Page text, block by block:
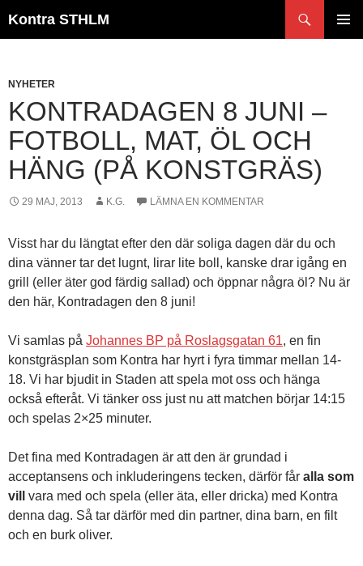
till
Kontra STHLM
NYHETER
KONTRADAGEN 8 JUNI –
FOTBOLL, MAT, ÖL OCH
HÄNG (PÅ KONSTGRÄS)
29 MAJ, 2013 K.G. LÄMNA EN KOMMENTAR
Visst har du längtat efter den där soliga dagen där du och
dina vänner tar det lugnt, lirar lite boll, kanske drar igång en
grill (eller äter god färdig sallad) och öppnar några öl? Nu är
den här, Kontradagen den 8 juni!
Vi samlas på Johannes BP på Roslagsgatan 61, en fin
konstgräsplan som Kontra har hyrt i fyra timmar mellan 14-
18. Vi har bjudit in Staden att spela mot oss och hänga
också efteråt. Vi tänker oss just nu att matchen börjar 14:15
och spelas 2×25 minuter.
Det fina med Kontradagen är att den är grundad i
acceptansens och inkluderingens tecken, därför får alla som
vill
vara med och spela (eller äta, eller dricka) med Kontra
denna dag. Så tar därför med din partner, dina barn, en filt
och en burk oliver.